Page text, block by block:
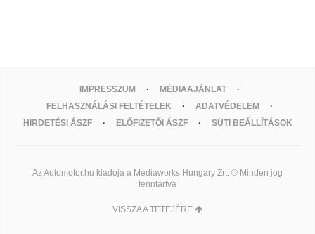
IMPRESSZUM
MÉDIAAJÁNLAT
FELHASZNÁLÁSI FELTÉTELEK
ADATVÉDELEM
HIRDETÉSI ÁSZF
ELŐFIZETŐI ÁSZF SÜTI BEÁLLÍTÁSOK
Az Automotor.hu kiadója a Mediaworks Hungary Zrt. © Minden jog
fenntartva
VISSZA A TETEJÉRE